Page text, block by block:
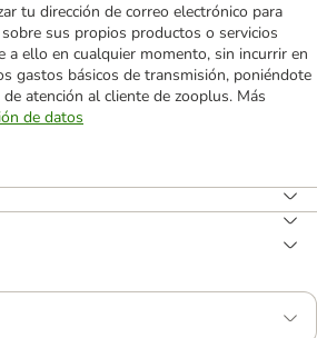
tu dirección de correo electrónico para
sus propios productos o servicios
a ello en cualquier momento, sin incurrir en
gastos básicos de transmisión, poniéndote
atención al cliente de zooplus. Más
de datos